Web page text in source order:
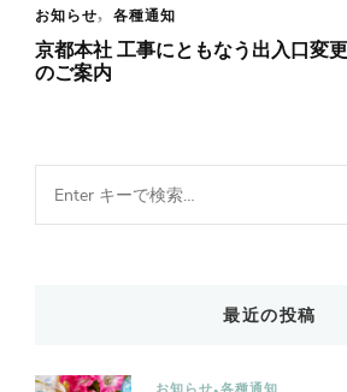
お知らせ 各種通知
京都本社 工事にともなう出入口変更
のご案内
for
最近の投稿